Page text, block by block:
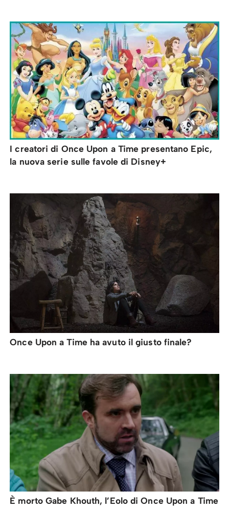
I creatori di Once Upon a Time presentano Epic,
la nuova serie sulle favole di Disney+
Once Upon a Time ha avuto il giusto finale?
È morto Gabe Khouth, l’Eolo di Once Upon a Time